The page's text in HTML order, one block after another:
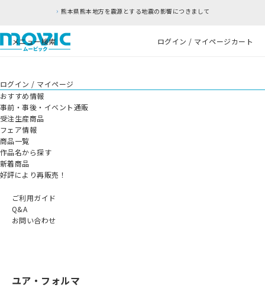
熊本県熊本地方を震源とする地震の影響につきまして
メニュー検索 ログイン / マイページカート
ログイン / マイページ
おすすめ情報
事前・事後・イベント通販
受注生産商品
フェア情報
商品一覧
作品名から探す
新着商品
好評により再販売！
ご利用ガイド
Q&A
お問い合わせ
ユア・フォルマ